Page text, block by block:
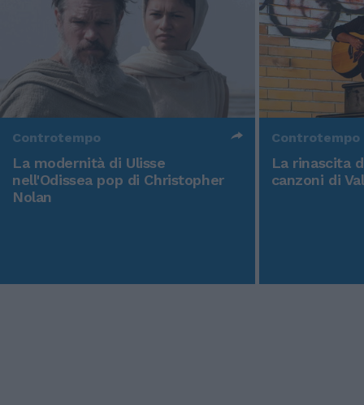
Controtempo
La modernità di Ulisse
nell'Odissea pop di Christopher
Nolan
Controtempo
La rinascita
canzoni di